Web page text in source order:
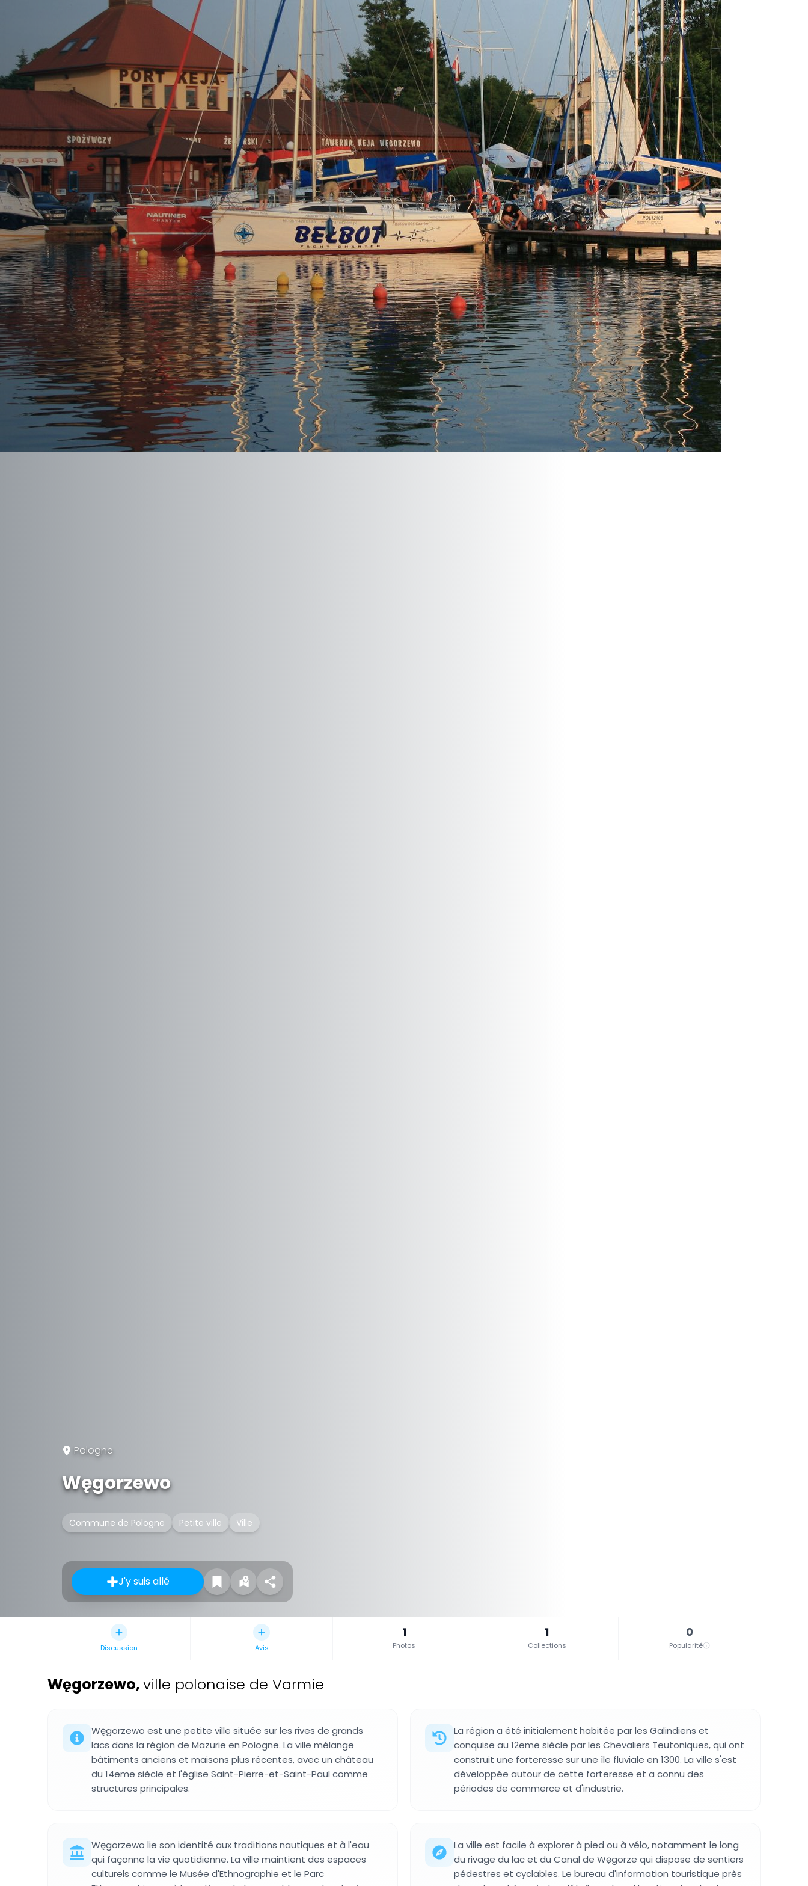
Pologne
Węgorzewo
Commune de Pologne Petite ville Ville
J'y suis allé
Discussion Avis
1
Photos
1
Collections
0
Popularité
Węgorzewo,ville polonaise de Varmie
Węgorzewo est une petite ville située sur les rives de grands
lacs dans la région de Mazurie en Pologne. La ville mélange
bâtiments anciens et maisons plus récentes, avec un château
du 14eme siècle et l'église Saint-Pierre-et-Saint-Paul comme
structures principales.
La région a été initialement habitée par les Galindiens et
conquise au 12eme siècle par les Chevaliers Teutoniques, qui ont
construit une forteresse sur une île fluviale en 1300. La ville s'est
développée autour de cette forteresse et a connu des
périodes de commerce et d'industrie.
Węgorzewo lie son identité aux traditions nautiques et à l'eau
qui façonne la vie quotidienne. La ville maintient des espaces
culturels comme le Musée d'Ethnographie et le Parc
La ville est facile à explorer à pied ou à vélo, notamment le long
du rivage du lac et du Canal de Węgorze qui dispose de sentiers
pédestres et cyclables. Le bureau d'information touristique près